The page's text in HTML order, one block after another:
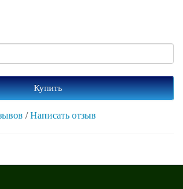
Купить
/Написать отзыв